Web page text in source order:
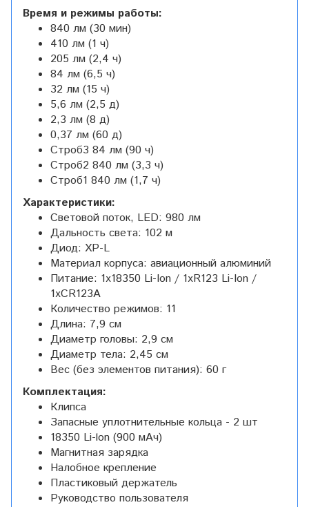
Время и режимы работы:
840 лм (30 мин)
410 лм (1 ч)
205 лм (2,4 ч)
84 лм (6,5 ч)
32 лм (15 ч)
5,6 лм (2,5 д)
2,3 лм (8 д)
0,37 лм (60 д)
Строб3 84 лм (90 ч)
Строб2 840 лм (3,3 ч)
Строб1 840 лм (1,7 ч)
Характеристики:
Световой поток, LED: 980 лм
Дальность света: 102 м
Диод: XP-L
Материал корпуса: авиационный алюминий
Питание: 1x18350 Li-Ion / 1xR123 Li-Ion /
1xCR123A
Количество режимов: 11
Длина: 7,9 см
Диаметр головы: 2,9 см
Диаметр тела: 2,45 см
Вес (без элементов питания): 60 г
Комплектация:
Клипса
Запасные уплотнительные кольца - 2 шт
18350 Li-lon (900 мАч)
Магнитная зарядка
Налобное крепление
Пластиковый держатель
Руководство пользователя